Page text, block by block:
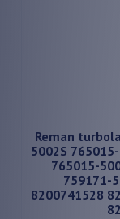
Reman
5002S
765015-
759171-
8200741528